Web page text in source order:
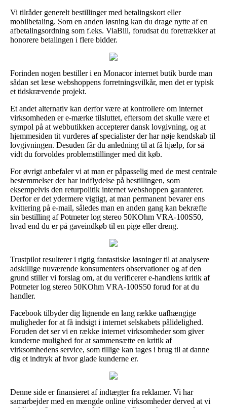
Vi tilråder generelt bestillinger med betalingskort eller
mobilbetaling. Som en anden løsning kan du drage nytte af en
afbetalingsordning som f.eks. ViaBill, forudsat du foretrækker at
honorere betalingen i flere bidder.
Forinden nogen bestiller i en Monacor internet butik burde man
sådan set læse webshoppens forretningsvilkår, men det er typisk
et tidskrævende projekt.
Et andet alternativ kan derfor være at kontrollere om internet
virksomheden er e-mærke tilsluttet, eftersom det skulle være et
sympol på at webbutikken accepterer dansk lovgivning, og at
hjemmesiden tit vurderes af specialister der har nøje kendskab til
lovgivningen. Desuden får du anledning til at få hjælp, for så
vidt du forvoldes problemstillinger med dit køb.
For øvrigt anbefaler vi at man er påpasselig med de mest centrale
bestemmelser der har indflydelse på bestillingen, som
eksempelvis den returpolitik internet webshoppen garanterer.
Derfor er det ydermere vigtigt, at man permanent bevarer ens
kvittering på e-mail, således man en anden gang kan bekræfte
sin bestilling af Potmeter log stereo 50KOhm VRA-100S50,
hvad end du er på gaveindkøb til en pige eller dreng.
Trustpilot resulterer i rigtig fantastiske løsninger til at analysere
adskillige nuværende konsumenters observationer og af den
grund stiller vi forslag om, at du verificerer e-handlens kritik af
Potmeter log stereo 50KOhm VRA-100S50 forud for at du
handler.
Facebook tilbyder dig lignende en lang række uafhængige
muligheder for at få indsigt i internet selskabets pålidelighed.
Foruden det ser vi en række internet virksomheder som giver
kunderne mulighed for at sammensætte en kritik af
virksomhedens service, som tillige kan tages i brug til at danne
dig et indtryk af hvor glade kunderne er.
Denne side er finansieret af indtægter fra reklamer. Vi har
samarbejder med en mængde online virksomheder derved at vi